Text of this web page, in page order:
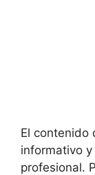
El contenido
informativo
profesional.